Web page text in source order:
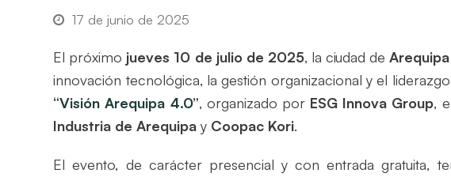
17 de junio de 2025
El próximo jueves 10 de julio de 2025, la ciudad de
innovación tecnológica, la gestión organizacional y el
“Visión Arequipa 4.0”, organizado por ESG Innova Group,
Industria de Arequipa y Coopac Kori.
El evento, de carácter presencial y con entrada gratuita,